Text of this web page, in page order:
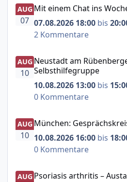
AUG
07
Mit einem Chat ins
07.08.2026 18:00 bis
2 Kommentare
Neustadt am Rübenberge:
AUG
10
Neustadt am
Selbsthilfegruppe
10.08.2026 13:00 bis
0 Kommentare
München: Gesprächskreis
AUG
10
München:
10.08.2026 16:00 bis
0 Kommentare
Psoriasis arthritis – Austausch
AUG Psoriasis arthritis –